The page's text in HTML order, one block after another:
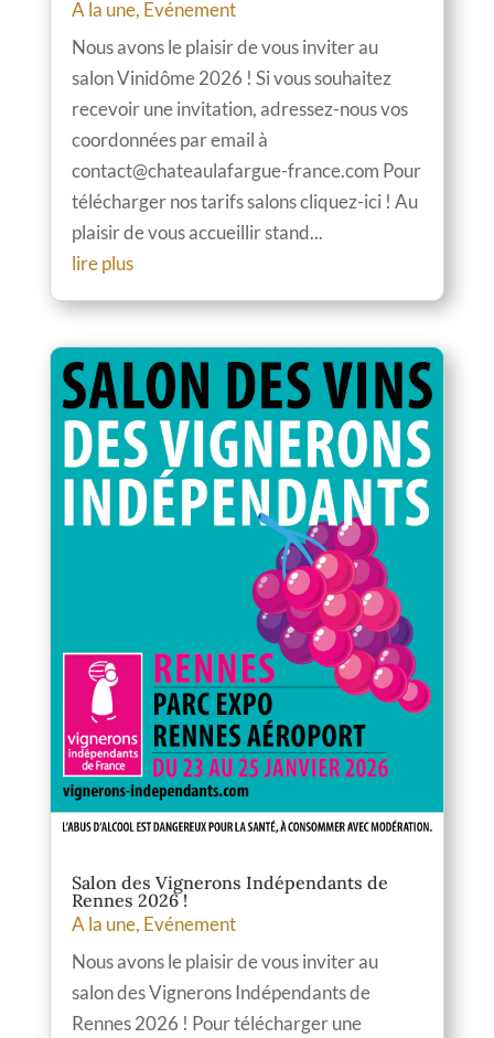
A la une, Evénement
Nous avons le plaisir de vous inviter au
salon Vinidôme 2026 ! Si vous souhaitez
recevoir une invitation, adressez-nous vos
coordonnées par email à
contact@chateaulafargue-france.com Pour
télécharger nos tarifs salons cliquez-ici ! Au
plaisir de vous accueillir stand...
lire plus
Salon des Vignerons Indépendants de
Rennes 2026 !
A la une, Evénement
Nous avons le plaisir de vous inviter au
salon des Vignerons Indépendants de
Rennes 2026 ! Pour télécharger une